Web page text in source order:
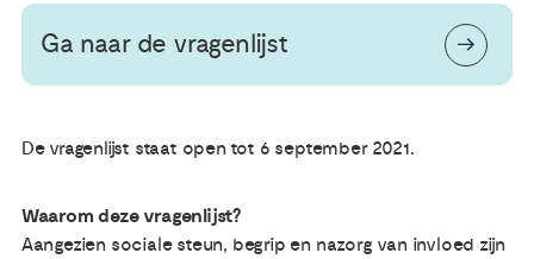
Ga naar de vragenlijst
De vragenlijst staat open tot 6 september 2021.
Waarom deze vragenlijst?
Aangezien sociale steun, begrip en nazorg van invloed zijn